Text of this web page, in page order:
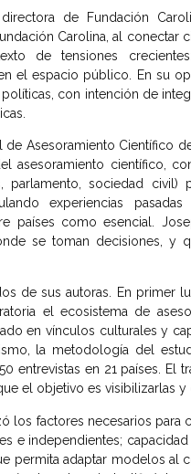
directora de Fundación
Carolina, al conectar
de tensiones
el espacio público. En su
con intención de
de Asesoramiento Científico
asesoramiento científico,
parlamento, sociedad civil)
experiencias
países como esencial.
se toman decisiones, y
de sus autoras. En primer
el ecosistema de
en vínculos culturales y
la metodología del
entrevistas en 21 países. El
el objetivo es visibilizarlas
los factores necesarios
e independientes;
permita adaptar modelos al